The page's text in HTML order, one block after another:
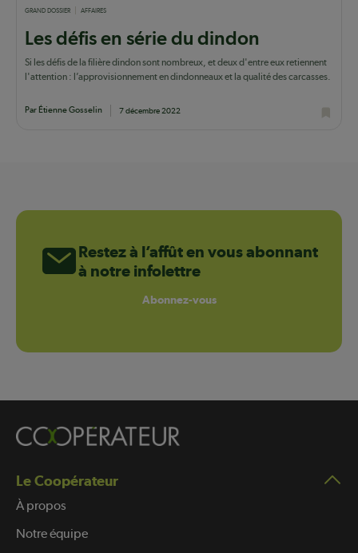
GRAND DOSSIER AFFAIRES
Les défis en série du dindon
Si les défis de la filière dindon sont nombreux, et deux d'entre eux retiennent
l'attention : l’approvisionnement en dindonneaux et la qualité des carcasses.
Par Étienne Gosselin 7 décembre 2022
Restez à l’affût en vous abonnant
à notre infolettre
Abonnez-vous
Le Coopérateur
À propos
Notre équipe